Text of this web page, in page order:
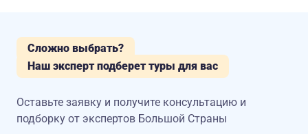
Сложно выбрать?
Наш эксперт подберет туры для вас
Оставьте заявку и получите консультацию и
подборку от экспертов Большой Страны